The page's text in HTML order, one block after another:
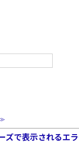
で表示されるエ